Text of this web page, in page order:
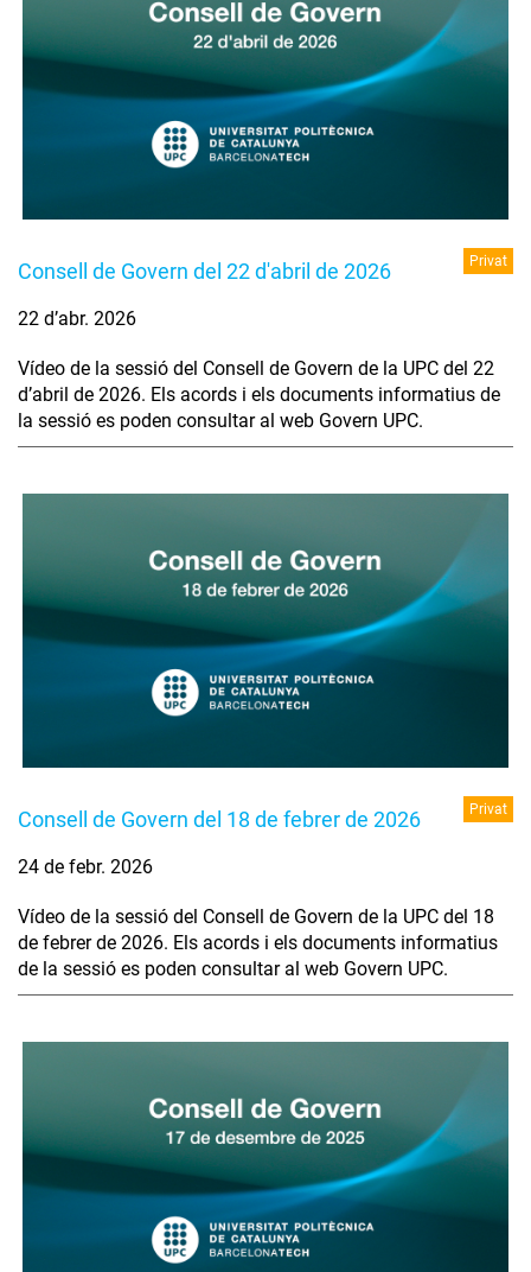
Consell de Govern del 22 d'abril de 2026 Privat
22 d’abr. 2026
Vídeo de la sessió del Consell de Govern de la UPC del 22
d’abril de 2026. Els acords i els documents informatius de
la sessió es poden consultar al web Govern UPC.
Consell de Govern del 18 de febrer de 2026 Privat
24 de febr. 2026
Vídeo de la sessió del Consell de Govern de la UPC del 18
de febrer de 2026. Els acords i els documents informatius
de la sessió es poden consultar al web Govern UPC.